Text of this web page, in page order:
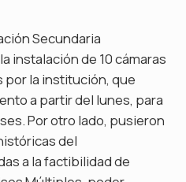
Secundaria
instalación de 10 cámaras
por la institución, que
a partir del lunes, para
Por otro lado, pusieron
del
a la factibilidad de